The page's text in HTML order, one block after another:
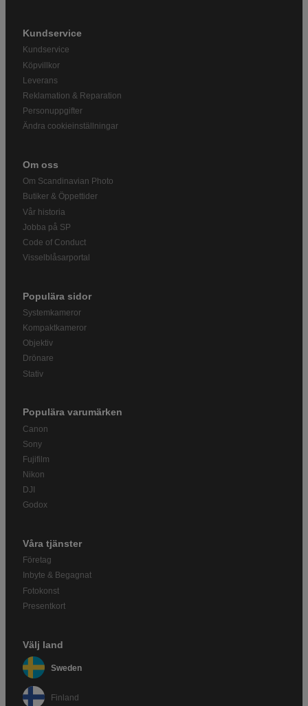
Kundservice
Kundservice
Köpvillkor
Leverans
Reklamation & Reparation
Personuppgifter
Ändra cookieinställningar
Om oss
Om Scandinavian Photo
Butiker & Öppettider
Vår historia
Jobba på SP
Code of Conduct
Visselblåsarportal
Populära sidor
Systemkameror
Kompaktkameror
Objektiv
Drönare
Stativ
Populära varumärken
Canon
Sony
Fujifilm
Nikon
DJI
Godox
Våra tjänster
Företag
Inbyte & Begagnat
Fotokonst
Presentkort
Välj land
Sweden
Finland